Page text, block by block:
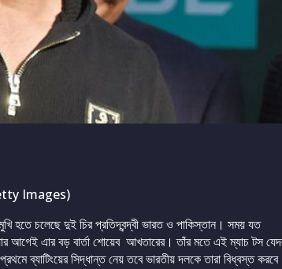
Images)
হতে চলেছে দুই চির প্রতিদ্বন্দ্বী ভারত ও পাকিস্তান। সময় যত
এার বড় বার্তা শোয়েব আখতারের। তাঁর মতে এই ম্যাচ টস
ব্যাটিংয়ের সিদ্ধান্ত নেয় তবে ভারতীয় দলকে তারা বিধ্বস্ত করবে